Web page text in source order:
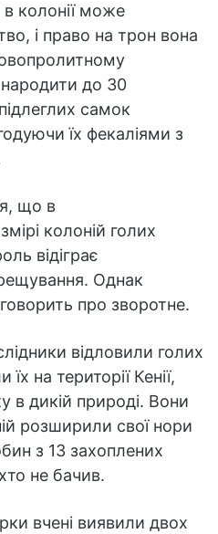
колонії може
і право на трон вона
до 30
самок
їх фекаліями з
що в
колоній голих
відіграє
Однак
про зворотне.
відловили голих
на території Кенії,
в дикій природі. Вони
розширили свої нори
з 13 захоплених
не бачив.
вчені виявили двох